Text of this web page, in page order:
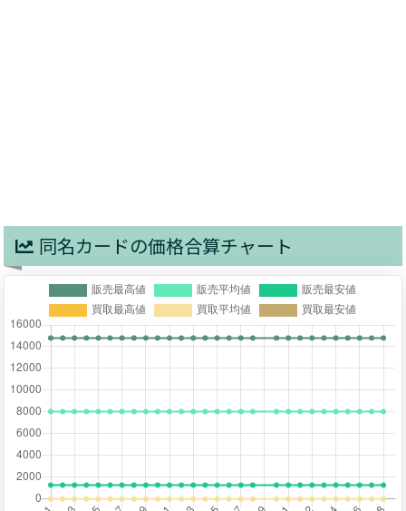
同名カードの価格合算チャート